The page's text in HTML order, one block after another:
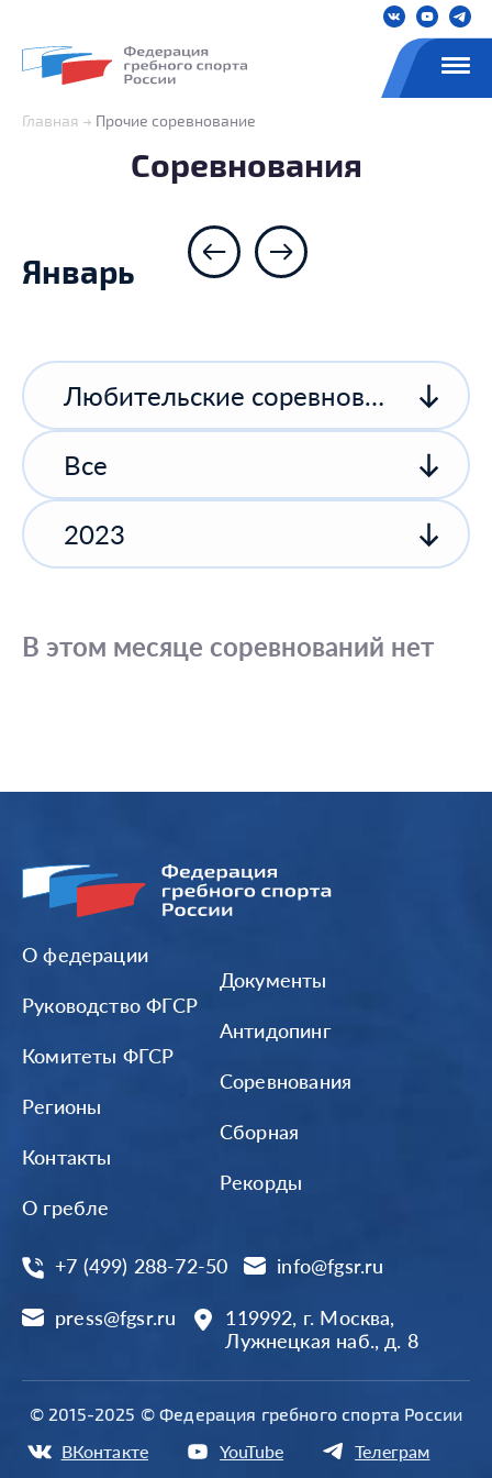
Главная Прочие соревнование
Соревнования
Январь
Любительские соревнования
Все
2023
В этом месяце соревнований нет
О федерации
Руководство ФГСР
Комитеты ФГСР
Регионы
Контакты
О гребле
Документы
Антидопинг
Соревнования
Сборная
Рекорды
+7 (499) 288-72-50 info@fgsr.ru
press@fgsr.ru
119992, г. Москва,
Лужнецкая наб., д. 8
© 2015-2025 © Федерация гребного спорта России
ВКонтакте YouTube Телеграм